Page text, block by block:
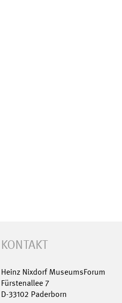
KONTAKT
Heinz Nixdorf MuseumsForum
Fürstenallee 7
D-33102 Paderborn